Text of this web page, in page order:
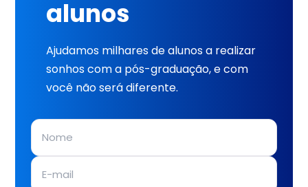
alunos
Ajudamos milhares de alunos a realizar
sonhos com a pós-graduação, e com
você não será diferente.